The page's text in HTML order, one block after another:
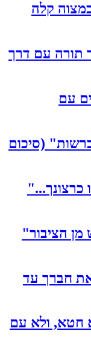
קלה
תורה עם דרך
עם
(סיכום
כרצונך..."
הציבור"
חברך עד
חטא, ולא עם